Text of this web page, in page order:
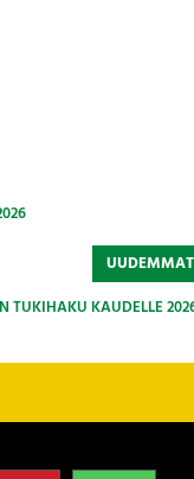
TUKIHAKU KAUDELLE